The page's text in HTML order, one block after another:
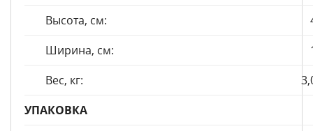
Высота, см:
Ширина, см:
Вес, кг:
УПАКОВКА